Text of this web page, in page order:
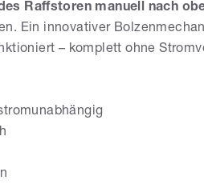
Raffstoren manuell nach
Ein innovativer
– komplett ohne